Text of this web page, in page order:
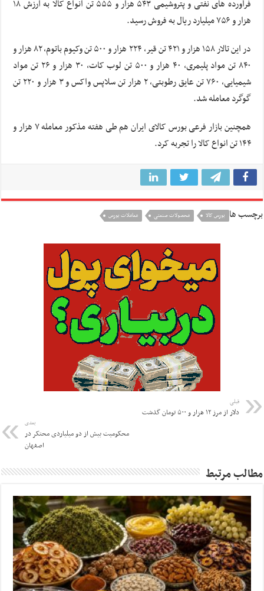
فرآورده های نفتی و پتروشیمی ۵۴۳ هزار و ۵۵۵ تن انواع کالا به ارزش ۱۸
هزار و ۷۵۶ میلیارد ریال به فروش رسید.
در این تالار ۱۵۸ هزار و ۴۲۱ تن قیر، ۲۲۴ هزار و ۵۰۰ تن وکیوم باتوم، ۸۲ هزار و
۸۴۰ تن مواد پلیمری، ۴۰ هزار و ۵۰۰ تن لوب کات، ۳۰ هزار و ۲۶ تن مواد
شیمیایی، ۷۶۰ تن عایق رطوبتی، ۲ هزار تن سلاپس واکس و ۳ هزار و ۲۲۰ تن
گوگرد معامله شد.
همچنین بازار فرعی بورس کالای ایران هم طی هفته مذکور معامله ۷ هزار و
۱۴۴ تن انواع کالا را تجربه کرد.
برچسب ها بورس کالا محصولات صنعتی معاملات بورس
قبلی
دلار از مرز ۱۲ هزار و ۵۰۰ تومان گذشت
بعدی
محکومیت بیش از دو میلیاردی محتکر در
اصفهان
مطالب مرتبط